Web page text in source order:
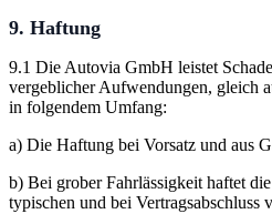
9. Haftung
9.1 Die Autovia GmbH leistet
vergeblicher Aufwendungen, gleich
in folgendem Umfang:
a) Die Haftung bei Vorsatz und aus
b) Bei grober Fahrlässigkeit haftet
typischen und bei Vertragsabschluss